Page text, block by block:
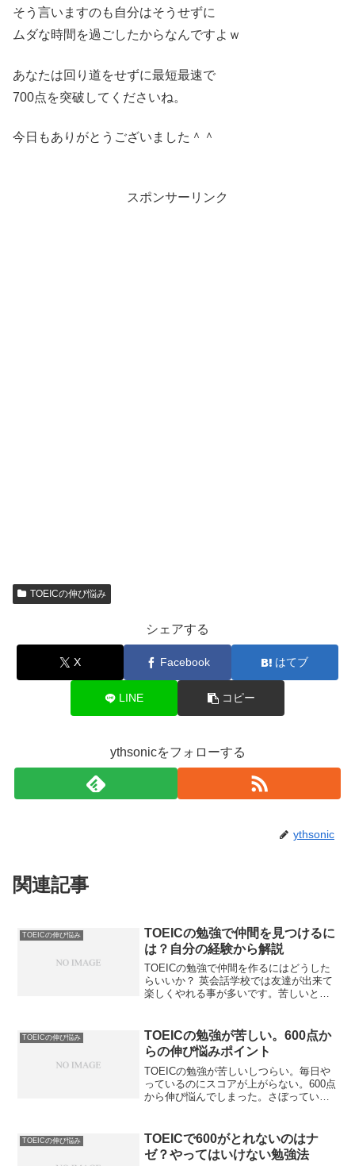
そう言いますのも自分はそうせずに
ムダな時間を過ごしたからなんですよｗ
あなたは回り道をせずに最短最速で
700点を突破してくださいね。
今日もありがとうございました＾＾
スポンサーリンク
TOEICの伸び悩み
シェアする
X Facebook はてブ
LINE コピー
ythsonicをフォローする
ythsonic
関連記事
TOEICの伸び悩み
TOEICの勉強で仲間を見つけるに
は？自分の経験から解説
TOEICの勉強で仲間を作るにはどうした
らいいか？ 英会話学校では友達が出来て
楽しくやれる事が多いです。苦しいと思
です。TOEICの勉強で仲間を作る方法を
解説します。
TOEICの伸び悩み
TOEICの勉強が苦しい。600点か
らの伸び悩みポイント
TOEICの勉強が苦しいしつらい。毎日や
っているのにスコアが上がらない。600点
から伸び悩んでしまった。さぼっている
合に何をするべきかを解説します。やる
ことはたった１つですよ。
TOEICの伸び悩み
TOEICで600がとれないのはナ
ゼ？やってはいけない勉強法